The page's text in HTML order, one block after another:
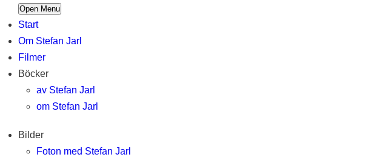
Open Menu
Start
Om Stefan Jarl
Filmer
Böcker
av Stefan Jarl
om Stefan Jarl
Bilder
Foton med Stefan Jarl